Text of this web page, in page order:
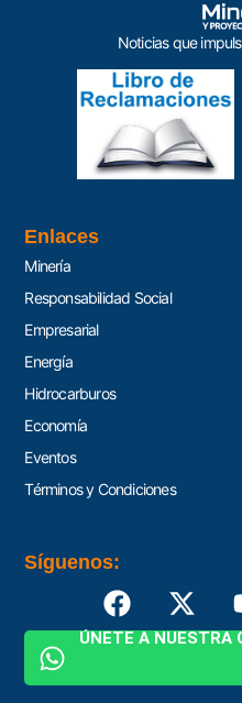
Noticias que
Enlaces
Minería
Responsabilidad Social
Empresarial
Energía
Hidrocarburos
Economía
Eventos
Términos y Condiciones
Síguenos:
ÚNETE A NUESTRA